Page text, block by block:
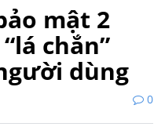
mật 2
chắn”
dùng
0